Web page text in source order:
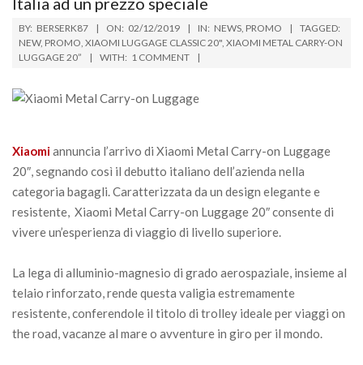
BY: BERSERK87 ON: 02/12/2019 IN: NEWS PROMO
TAGGED:
NEW, PROMO XIAOMI LUGGAGE CLASSIC 20" XIAOMI METAL CARRY-ON
LUGGAGE 20”
WITH: 1 COMMENT
Xiaomiannuncia l’arrivo di Xiaomi Metal Carry-on Luggage
20″, segnando così il debutto italiano dell’azienda nella
categoria bagagli. Caratterizzata da un design elegante e
resistente, Xiaomi Metal Carry-on Luggage 20″ consente di
vivere un’esperienza di viaggio di livello superiore.
La lega di alluminio-magnesio di grado aerospaziale, insieme al
telaio rinforzato, rende questa valigia estremamente
resistente, conferendole il titolo di trolley ideale per viaggi on
the road, vacanze al mare o avventure in giro per il mondo.